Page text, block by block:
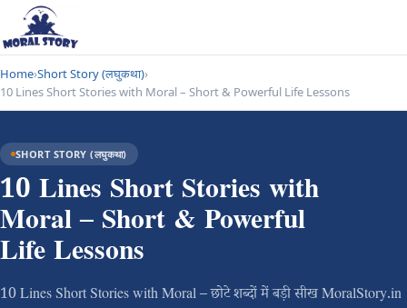
Home›Short Story (लघुकथा)›
10 Lines Short Stories with Moral – Short & Powerful Life Lessons
SHORT STORY (लघुकथा)
10 Lines Short Stories with
Moral – Short & Powerful
Life Lessons
10 Lines Short Stories with Moral – छोटे शब्दों में बड़ी सीख MoralStory.in